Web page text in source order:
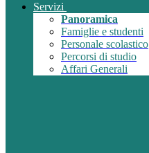
Servizi
Panoramica
Famiglie e studenti
Personale scolastico
Percorsi di studio
Affari Generali